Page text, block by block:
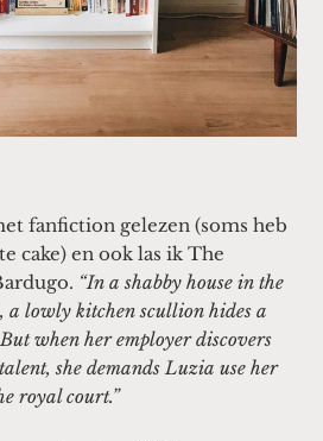
fanfiction gelezen (soms heb
cake) en ook las ik The
“In a shabby house in the
lowly kitchen scullion hides a
when her employer discovers
she demands Luzia use her
royal court.”